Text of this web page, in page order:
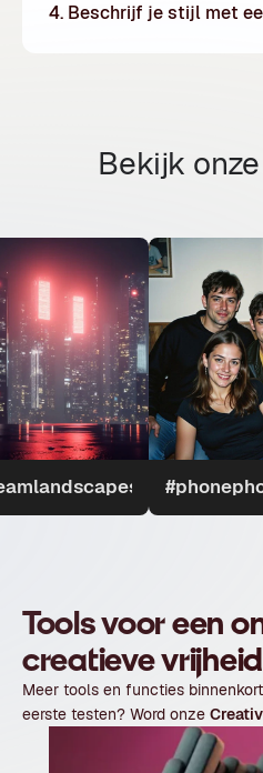
4. Beschrijf je stijl met
Bekijk
Tools voor een
creatieve vrijheid
Meer tools en functies
eerste testen? Word onze